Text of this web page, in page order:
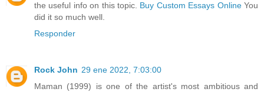
the useful info on this topic. Buy Custom Essays OnlineYou
did it so much well.
Responder
Rock John 29 ene 2022, 7:03:00
Maman (1999) is one of the artist's most ambitious and